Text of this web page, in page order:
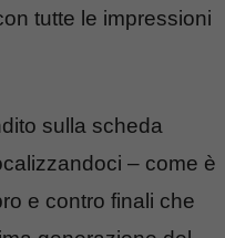
tutte le impressioni
sulla scheda
– come è
e contro finali che